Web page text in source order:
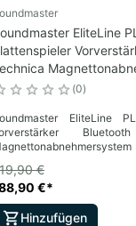
EliteLine
0
EliteLine
€*
€
Hinzufügen